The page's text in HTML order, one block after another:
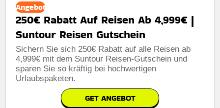
Angebot
250€ Rabatt Auf Reisen Ab 4,999€ |
Suntour Reisen Gutschein
Sichern Sie sich 250€ Rabatt auf alle Reisen ab
4,999€ mit dem Suntour Reisen-Gutschein und
sparen Sie so kräftig bei hochwertigen
Urlaubspaketen.
GET ANGEBOT